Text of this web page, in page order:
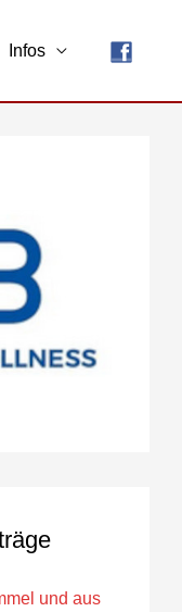
Infos
und aus